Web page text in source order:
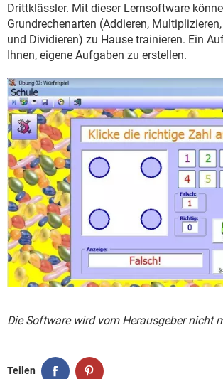
FACEBOOK HARDWARE
Drittklässler. Mit dieser Lernsoftware
Grundrechenarten (Addieren,
und Dividieren) zu Hause trainieren. Ein
Ihnen, eigene Aufgaben zu erstellen.
Die Software wird vom Herausgeber nicht
Teilen